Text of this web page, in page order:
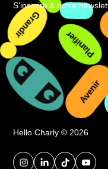
S’inscrire à notre
Planifier
Avenir
Grandir
Hello Charly © 2026